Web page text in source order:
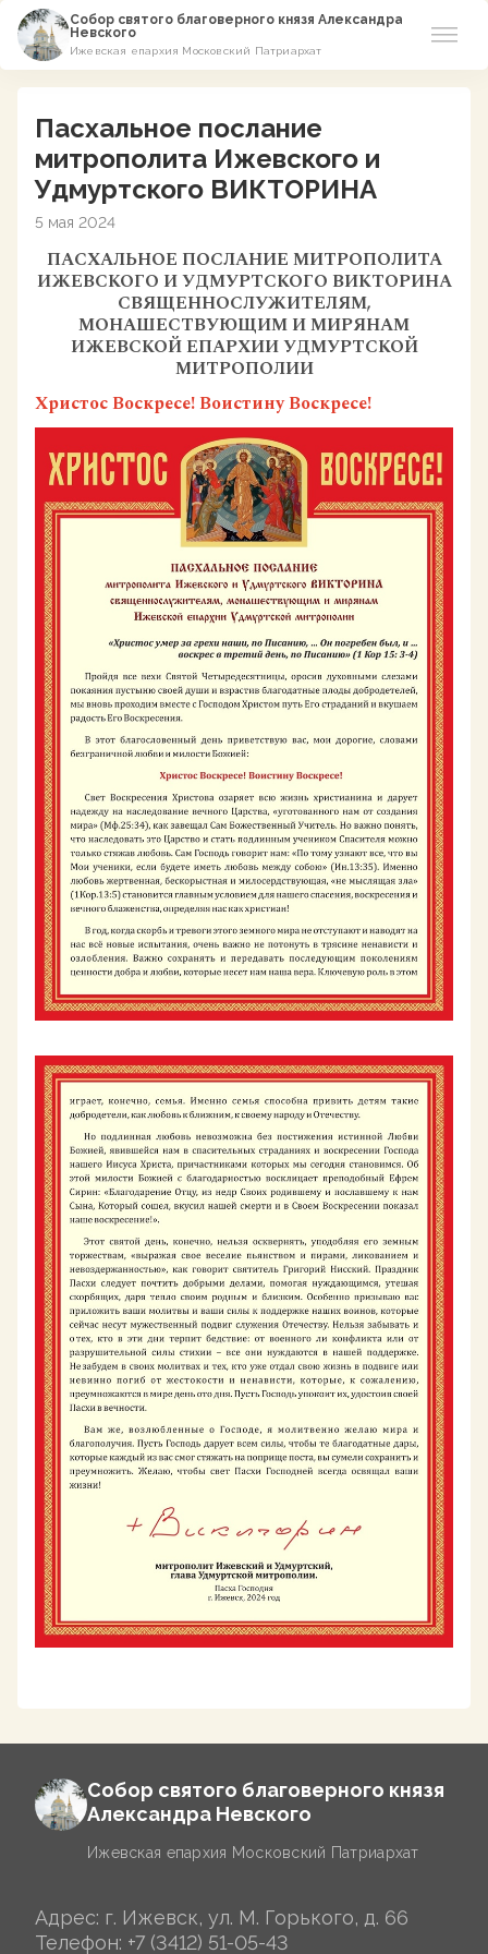
Собор святого благоверного князя Александра
Невского
Ижевская епархия Московский Патриархат
Азы Православия
Расписание
Виртуальный музей
Пожертвование
Контакты
Пасхальное послание
митрополита Ижевского и
Удмуртского ВИКТОРИНА
5 мая 2024
ПАСХАЛЬНОЕ ПОСЛАНИЕ МИТРОПОЛИТА
ИЖЕВСКОГО И УДМУРТСКОГО ВИКТОРИНА
СВЯЩЕННОСЛУЖИТЕЛЯМ,
МОНАШЕСТВУЮЩИМ И МИРЯНАМ
ИЖЕВСКОЙ ЕПАРХИИ УДМУРТСКОЙ
МИТРОПОЛИИ
Христос Воскресе! Воистину Воскресе!
Собор святого благоверного князя
Александра Невского
Ижевская епархия Московский Патриархат
Адрес: г. Ижевск, ул. М. Горького, д. 66
Телефон: +7 (3412) 51-05-43